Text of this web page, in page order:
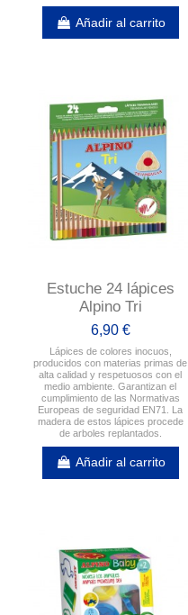
Añadir al carrito
Estuche 24 lápices
Alpino Tri
6,90 €
Lápices de colores inocuos,
producidos con materias primas de
alta calidad y respetuosos con el
medio ambiente. Garantizan el
cumplimiento de las Normativas
Europeas de seguridad EN71. La
madera de estos lápices procede
de arboles replantados.
Añadir al carrito